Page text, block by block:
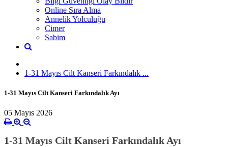
Online Sıra Alma
Annelik Yolculuğu
Cimer
Sabim
1-31 Mayıs Cilt Kanseri Farkındalık ...
1-31 Mayıs Cilt Kanseri Farkındalık Ayı
05 Mayıs 2026
1-31 Mayıs Cilt Kanseri Farkındalık Ayı